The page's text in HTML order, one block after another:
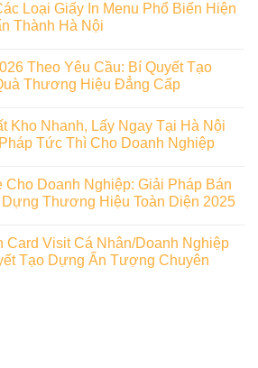
Loại Giấy In Menu Phổ Biến Hiện
Thành Hà Nội
Theo Yêu Cầu: Bí Quyết Tạo
Thương Hiệu Đẳng Cấp
Kho Nhanh, Lấy Ngay Tại Hà Nội
Tức Thì Cho Doanh Nghiệp
Cho Doanh Nghiệp: Giải Pháp Bán
Dựng Thương Hiệu Toàn Diện 2025
Card Visit Cá Nhân/Doanh Nghiệp
Tạo Dựng Ấn Tượng Chuyên